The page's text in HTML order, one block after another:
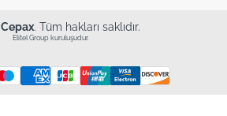
Cepax. Tüm hakları saklıdır.
Elitel Group kuruluşudur.